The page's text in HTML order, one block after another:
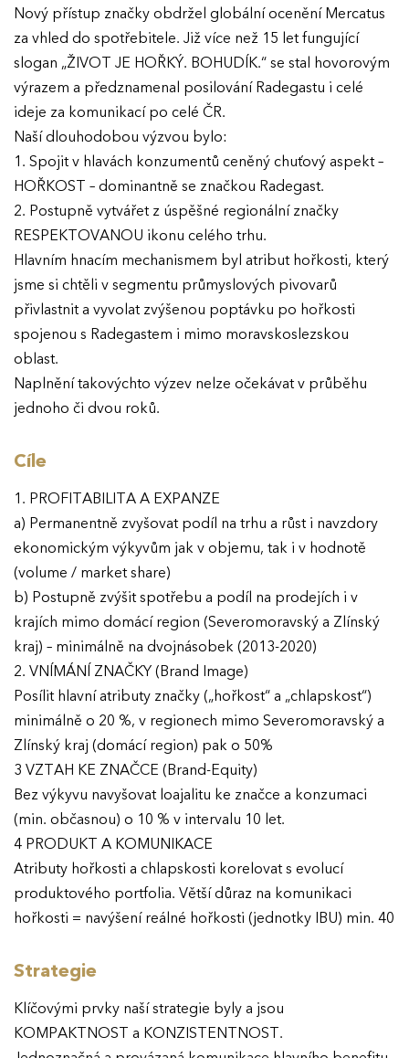
Nový přístup značky obdržel globální ocenění Mercatus
za vhled do spotřebitele. Již více než 15 let fungující
slogan „ŽIVOT JE HOŘKÝ. BOHUDÍK.“ se stal hovorovým
výrazem a předznamenal posilování Radegastu i celé
ideje za komunikací po celé ČR.
Naší dlouhodobou výzvou bylo:
1. Spojit v hlavách konzumentů ceněný chuťový aspekt –
HOŘKOST – dominantně se značkou Radegast.
2. Postupně vytvářet z úspěšné regionální značky
RESPEKTOVANOU ikonu celého trhu.
Hlavním hnacím mechanismem byl atribut hořkosti, který
jsme si chtěli v segmentu průmyslových pivovarů
přivlastnit a vyvolat zvýšenou poptávku po hořkosti
spojenou s Radegastem i mimo moravskoslezskou
oblast.
Naplnění takovýchto výzev nelze očekávat v průběhu
jednoho či dvou roků.
Cíle
1. PROFITABILITA A EXPANZE
a) Permanentně zvyšovat podíl na trhu a růst i navzdory
ekonomickým výkyvům jak v objemu, tak i v hodnotě
(volume / market share)
b) Postupně zvýšit spotřebu a podíl na prodejích i v
krajích mimo domácí region (Severomoravský a Zlínský
kraj) – minimálně na dvojnásobek (2013-2020)
2. VNÍMÁNÍ ZNAČKY (Brand Image)
Posílit hlavní atributy značky („hořkost“ a „chlapskost“)
minimálně o 20 %, v regionech mimo Severomoravský a
Zlínský kraj (domácí region) pak o 50%
3 VZTAH KE ZNAČCE (Brand-Equity)
Bez výkyvu navyšovat loajalitu ke značce a konzumaci
(min. občasnou) o 10 % v intervalu 10 let.
4 PRODUKT A KOMUNIKACE
Atributy hořkosti a chlapskosti korelovat s evolucí
produktového portfolia. Větší důraz na komunikaci
hořkosti = navýšení reálné hořkosti (jednotky IBU) min. 40
Strategie
Klíčovými prvky naší strategie byly a jsou
KOMPAKTNOST a KONZISTENTNOST.